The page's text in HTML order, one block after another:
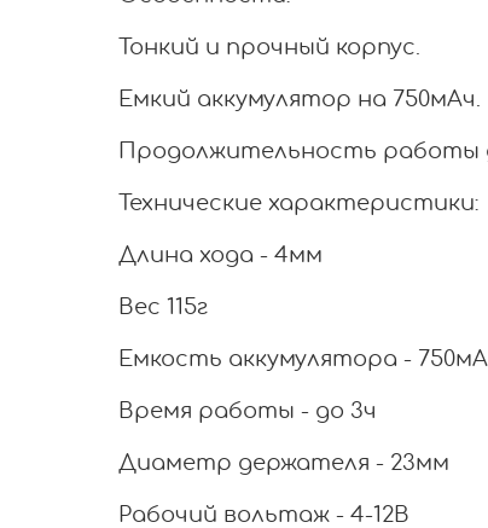
Тонкий и прочный корпус.
Емкий аккумулятор на 750мАч.
Продолжительность работы
Технические характеристики:
Длина хода - 4мм
Вес 115г
Емкость аккумулятора -
Время работы - до 3ч
Диаметр держателя - 23мм
Рабочий вольтаж - 4-12В